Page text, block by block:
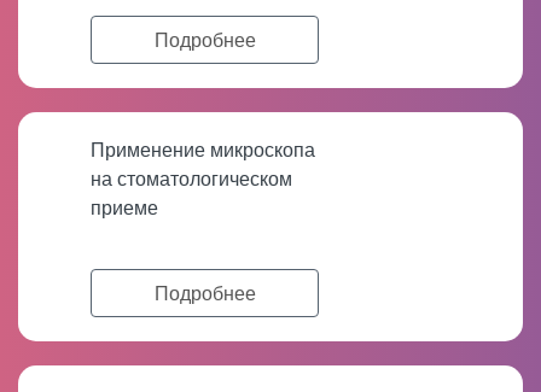
Подробнее
Применение микроскопа
на стоматологическом
приеме
Подробнее